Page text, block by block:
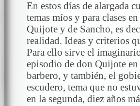
En estos días de alargada
temas míos y para clases
Quijote y de Sancho, es
realidad. Ideas y criterios
Para ello sirve el
episodio de don Quijote
barbero, y también, el
escudero, tema que no
en la segunda, diez años